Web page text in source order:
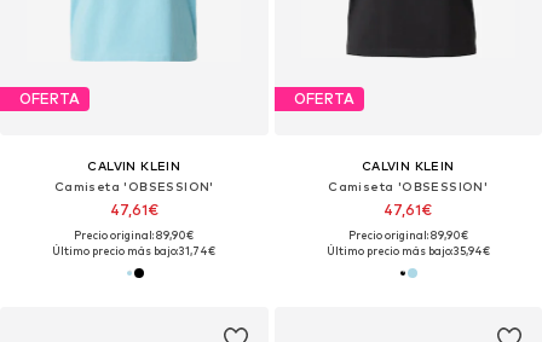
OFERTA
CALVIN KLEIN
Camiseta 'OBSESSION'
47,61€
Precio original: 89,90€
Último precio más bajo:31,74€
OFERTA
CALVIN KLEIN
Camiseta 'OBSESSION'
47,61€
Precio original: 89,90€
Último precio más bajo:35,94€